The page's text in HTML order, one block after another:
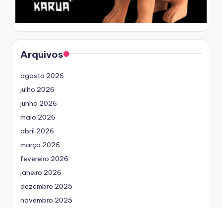
Arquivos
agosto 2026
julho 2026
junho 2026
maio 2026
abril 2026
março 2026
fevereiro 2026
janeiro 2026
dezembro 2025
novembro 2025